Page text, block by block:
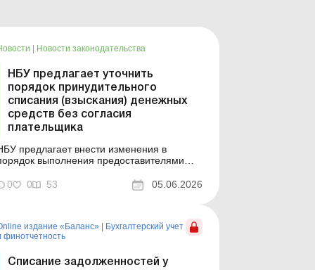
Новости законодательства
НБУ предлагает уточнить
порядок принудительного
списания (взыскания) денежных
средств без согласия
плательщика
предлагает внести изменения в
выполнения предоставителями
средств без согласия
плательщика (принудительного списания/
для погашения налогового долга. Больше
по теме: Когда руководитель отвечает за ...
0 0 53 05.06.2026
издание «Баланс»
Бухгалтерский учет
финотчетность
Списание задолженностей у